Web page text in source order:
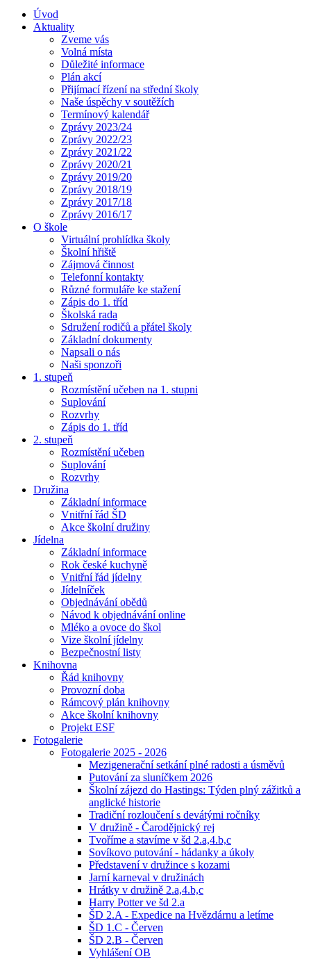
Úvod
Aktuality
Zveme vás
Volná místa
Důležité informace
Plán akcí
Přijímací řízení na střední školy
Naše úspěchy v soutěžích
Termínový kalendář
Zprávy 2023/24
Zprávy 2022/23
Zprávy 2021/22
Zprávy 2020/21
Zprávy 2019/20
Zprávy 2018/19
Zprávy 2017/18
Zprávy 2016/17
O škole
Virtuální prohlídka školy
Školní hřiště
Zájmová činnost
Telefonní kontakty
Různé formuláře ke stažení
Zápis do 1. tříd
Školská rada
Sdružení rodičů a přátel školy
Základní dokumenty
Napsali o nás
Naši sponzoři
1. stupeň
Rozmístění učeben na 1. stupni
Suplování
Rozvrhy
Zápis do 1. tříd
2. stupeň
Rozmístění učeben
Suplování
Rozvrhy
Družina
Základní informace
Vnitřní řád ŠD
Akce školní družiny
Jídelna
Základní informace
Rok české kuchyně
Vnitřní řád jídelny
Jídelníček
Objednávání obědů
Návod k objednávání online
Mléko a ovoce do škol
Vize školní jídelny
Bezpečnostní listy
Knihovna
Řád knihovny
Provozní doba
Rámcový plán knihovny
Akce školní knihovny
Projekt ESF
Fotogalerie
Fotogalerie 2025 - 2026
Mezigenerační setkání plné radosti a úsměvů
Putování za sluníčkem 2026
Školní zájezd do Hastings: Týden plný zážitků a
anglické historie
Tradiční rozloučení s devátými ročníky
V družině - Čarodějnický rej
Tvoříme a stavíme v šd 2.a,4.b,c
Sovíkovo putování - hádanky a úkoly
Představení v družince s kozami
Jarní karneval v družinách
Hrátky v družině 2.a,4.b,c
Harry Potter ve šd 2.a
ŠD 2.A - Expedice na Hvězdárnu a letíme
ŠD 1.C - Červen
ŠD 2.B - Červen
Vyhlášení OB